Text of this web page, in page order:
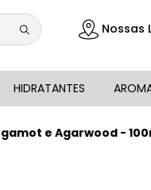
Nossas
HIDRATANTES
e Agarwood -